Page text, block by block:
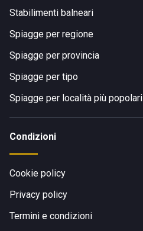
Stabilimenti balneari
Spiagge per regione
Spiagge per provincia
Spiagge per tipo
Spiagge per località più popolari
Condizioni
Cookie policy
Privacy policy
Termini e condizioni